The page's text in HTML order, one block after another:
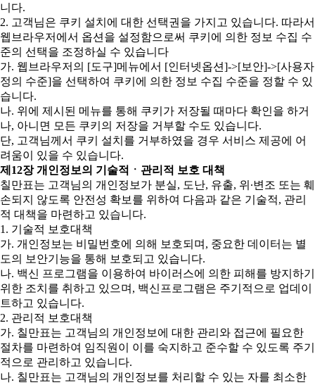
니다.
2. 고객님은 쿠키 설치에 대한 선택권을 가지고 있습니다. 따라서
웹브라우저에서 옵션을 설정함으로써 쿠키에 의한 정보 수집 수
준의 선택을 조정하실 수 있습니다
가. 웹브라우저의 [도구]메뉴에서 [인터넷옵션]->[보안]->[사용자
정의 수준]을 선택하여 쿠키에 의한 정보 수집 수준을 정할 수 있
습니다.
나. 위에 제시된 메뉴를 통해 쿠키가 저장될 때마다 확인을 하거
나, 아니면 모든 쿠키의 저장을 거부할 수도 있습니다.
단, 고객님께서 쿠키 설치를 거부하였을 경우 서비스 제공에 어
려움이 있을 수 있습니다.
제12장 개인정보의 기술적ㆍ관리적 보호 대책
칠만표는 고객님의 개인정보가 분실, 도난, 유출, 위∙변조 또는 훼
손되지 않도록 안전성 확보를 위하여 다음과 같은 기술적, 관리
적 대책을 마련하고 있습니다.
1. 기술적 보호대책
가. 개인정보는 비밀번호에 의해 보호되며, 중요한 데이터는 별
도의 보안기능을 통해 보호되고 있습니다.
나. 백신 프로그램을 이용하여 바이러스에 의한 피해를 방지하기
위한 조치를 취하고 있으며, 백신프로그램은 주기적으로 업데이
트하고 있습니다.
2. 관리적 보호대책
가. 칠만표는 고객님의 개인정보에 대한 관리와 접근에 필요한
절차를 마련하여 임직원이 이를 숙지하고 준수할 수 있도록 주기
적으로 관리하고 있습니다.
나. 칠만표는 고객님의 개인정보를 처리할 수 있는 자를 최소한